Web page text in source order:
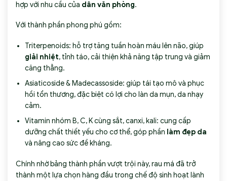
hợp với nhu cầu của dân văn phòng.
Với thành phần phong phú gồm:
Triterpenoids: hỗ trợ tăng tuần hoàn máu lên não, giúp
giải nhiệt, tỉnh táo, cải thiện khả năng tập trung và giảm
căng thẳng.
Asiaticoside & Madecassoside: giúp tái tạo mô và phục
hồi tổn thương, đặc biệt có lợi cho làn da mụn, da nhạy
cảm.
Vitamin nhóm B, C, K cùng sắt, canxi, kali: cung cấp
dưỡng chất thiết yếu cho cơ thể, góp phần làm đẹp da
và nâng cao sức đề kháng.
Chính nhờ bảng thành phần vượt trội này, rau má đã trở
thành một lựa chọn hàng đầu trong chế độ sinh hoạt lành